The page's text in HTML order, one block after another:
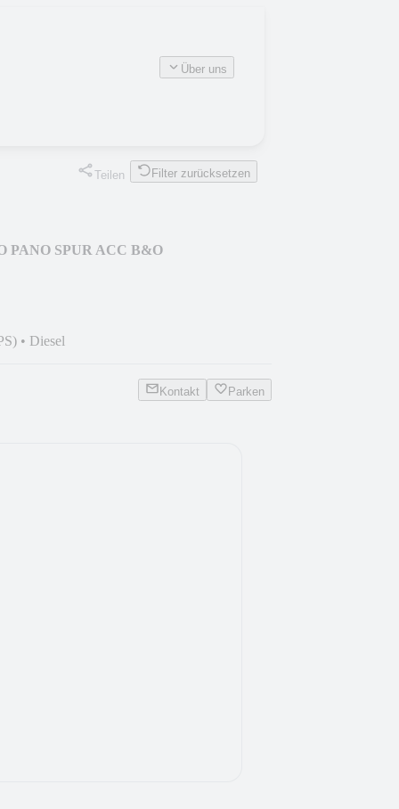
Über uns
Teilen Filter zurücksetzen
PANO SPUR ACC B&O
• Diesel
Kontakt Parken